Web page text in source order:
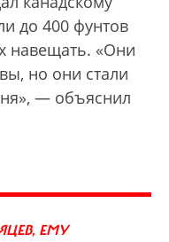
до 400 фунтов
навещать. «Они
но они стали
— объяснил
ЕМУ